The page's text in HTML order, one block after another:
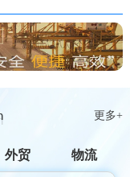
更多+
外贸 物流